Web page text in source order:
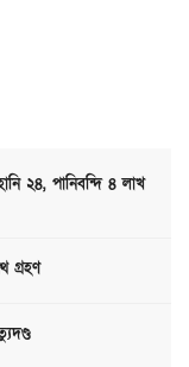
২৪, পানিবন্দি ৪ লাখ
গ্রহণ